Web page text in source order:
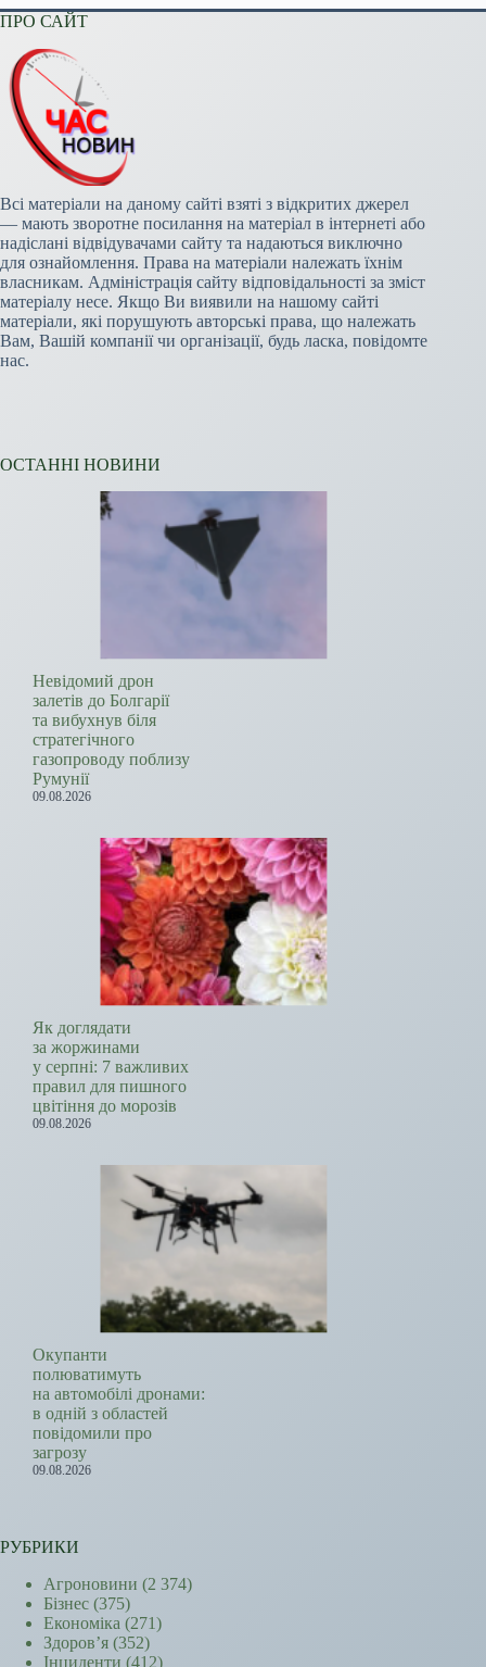
ПРО САЙТ
Всі матеріали на даному сайті взяті з відкритих джерел
— мають зворотне посилання на матеріал в інтернеті або
надіслані відвідувачами сайту та надаються виключно
для ознайомлення. Права на матеріали належать їхнім
власникам. Адміністрація сайту відповідальності за зміст
матеріалу несе. Якщо Ви виявили на нашому сайті
матеріали, які порушують авторські права, що належать
Вам, Вашій компанії чи організації, будь ласка, повідомте
нас.
ОСТАННІ НОВИНИ
Невідомий дрон
залетів до Болгарії
та вибухнув біля
стратегічного
газопроводу поблизу
Румунії
09.08.2026
Як доглядати
за жоржинами
у серпні: 7 важливих
правил для пишного
цвітіння до морозів
09.08.2026
Окупанти
полюватимуть
на автомобілі дронами:
в одній з областей
повідомили про
загрозу
09.08.2026
РУБРИКИ
Агроновини (2 374)
Бізнес (375)
Економіка (271)
Здоров’я (352)
Інциденти (412)